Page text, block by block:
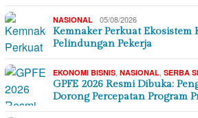
NASIONAL 05/08/2026
Kemnaker Perkuat
Pelindungan Pekerja
EKONOMI BISNIS NASIONAL SERBA
GPFE 2026 Resmi Dibuka:
Dorong Percepatan Program